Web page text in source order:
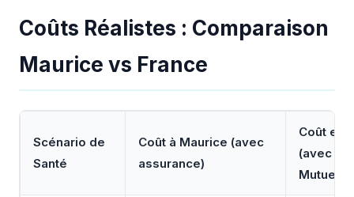
Coûts Réalistes : Comparaison
Maurice vs France
Scénario de
Santé
Coût à Maurice (avec
assurance)
Coût en
(avec
Mutuelle)